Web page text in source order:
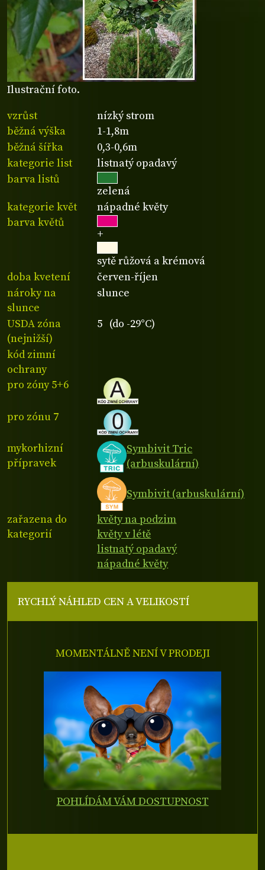
Ilustrační foto.
vzrůst
nízký strom
běžná výška
1-1,8m
běžná šířka
0,3-0,6m
kategorie list
listnatý opadavý
barva listů
zelená
kategorie květ
nápadné květy
barva květů
+
sytě růžová a krémová
doba kvetení
červen-říjen
nároky na
slunce
slunce
USDA zóna
(nejnižší)
5 (do -29°C)
kód zimní
ochrany
pro zóny 5+6
pro zónu 7
mykorhizní
přípravek
Symbivit Tric
(arbuskulární)
Symbivit (arbuskulární)
zařazena do
kategorií
květy na podzim
květy v létě
listnatý opadavý
nápadné květy
RYCHLÝ NÁHLED CEN A VELIKOSTÍ
MOMENTÁLNĚ NENÍ V PRODEJI
POHLÍDÁM VÁM DOSTUPNOST